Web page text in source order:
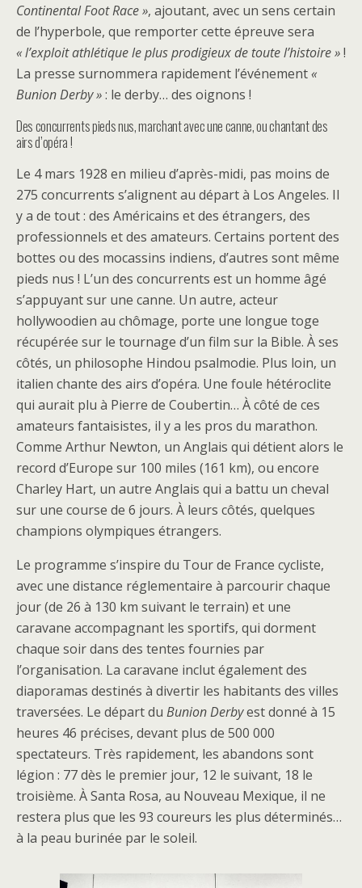
Continental Foot Race », ajoutant, avec un sens certain
de l’hyperbole, que remporter cette épreuve sera
« l’exploit athlétique le plus prodigieux de toute l’histoire »!
La presse surnommera rapidement l’événement«
Bunion Derby »: le derby… des oignons !
Des concurrents pieds nus, marchant avec une canne, ou chantant des
airs d’opéra !
Le 4 mars 1928 en milieu d’après-midi, pas moins de
275 concurrents s’alignent au départ à Los Angeles. Il
y a de tout : des Américains et des étrangers, des
professionnels et des amateurs. Certains portent des
bottes ou des mocassins indiens, d’autres sont même
pieds nus ! L’un des concurrents est un homme âgé
s’appuyant sur une canne. Un autre, acteur
hollywoodien au chômage, porte une longue toge
récupérée sur le tournage d’un film sur la Bible. À ses
côtés, un philosophe Hindou psalmodie. Plus loin, un
italien chante des airs d’opéra. Une foule hétéroclite
qui aurait plu à Pierre de Coubertin… À côté de ces
amateurs fantaisistes, il y a les pros du marathon.
Comme Arthur Newton, un Anglais qui détient alors le
record d’Europe sur 100 miles (161 km), ou encore
Charley Hart, un autre Anglais qui a battu un cheval
sur une course de 6 jours. À leurs côtés, quelques
champions olympiques étrangers.
Le programme s’inspire du Tour de France cycliste,
avec une distance réglementaire à parcourir chaque
jour (de 26 à 130 km suivant le terrain) et une
caravane accompagnant les sportifs, qui dorment
chaque soir dans des tentes fournies par
l’organisation. La caravane inclut également des
diaporamas destinés à divertir les habitants des villes
traversées. Le départ du Bunion Derbyest donné à 15
heures 46 précises, devant plus de 500 000
spectateurs. Très rapidement, les abandons sont
légion : 77 dès le premier jour, 12 le suivant, 18 le
troisième. À Santa Rosa, au Nouveau Mexique, il ne
restera plus que les 93 coureurs les plus déterminés…
à la peau burinée par le soleil.